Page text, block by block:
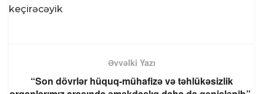
keçirəcəyik
Əvvəlki Yazı
“Son dövrlər hüquq-mühafizə və təhlükəsizlik